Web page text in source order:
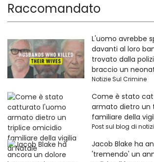
Raccomandato
L'uomo avrebbe
davanti al loro
trovato dalla
braccio un
Notizie Sul Crimine
Come è stato
armato dietro un
familiare della
Post sul blog di
Jacob Blake ha
'tremendo' un